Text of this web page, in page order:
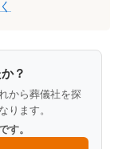
？
から葬儀社を探
ます。
す。